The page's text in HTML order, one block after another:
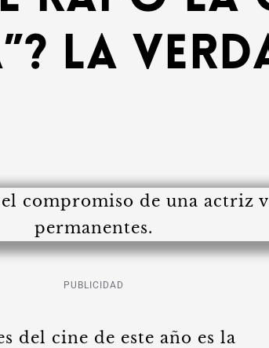
La
PUBLICIDAD
del cine de este año es la